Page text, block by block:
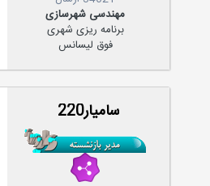
مهندسی شهرسازی
برنامه ریزی شهری
فوق لیسانس
سامیار220